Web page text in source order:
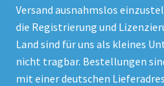
Versand ausnahmslos
die Registrierung und
Land sind für uns als kleines
nicht tragbar. Bestellungen
mit einer deutschen